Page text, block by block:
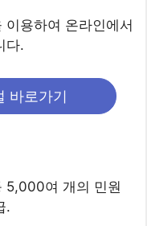
용하여 온라인에서
다.
바로가기
5,000여 개의 민원
.